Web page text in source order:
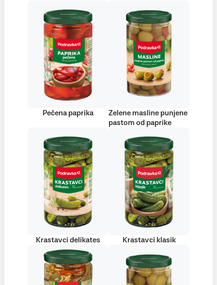
Pečena paprika
Zelene masline punjene
pastom od paprike
Krastavci delikates Krastavci klasik